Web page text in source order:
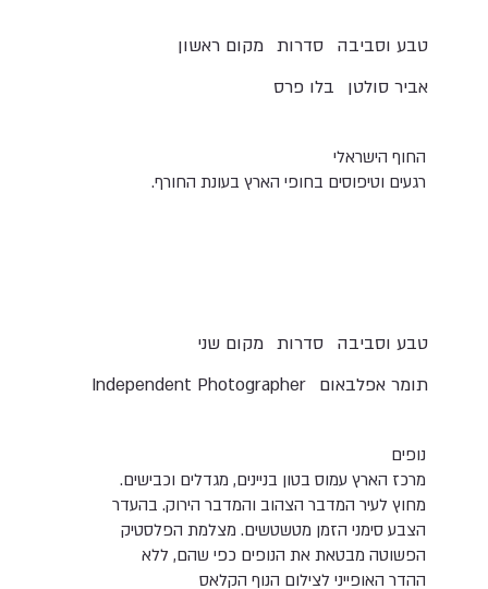
מקום ראשון סדרות טבע וסביבה
בלו פרס
אביר סולטן
החוף הישראלי
רגעים וטיפוסים בחופי הארץ בעונת החורף.
מקום שני סדרות טבע וסביבה
Independent Photographer תומר אפלבאום
נופים
מרכז הארץ עמוס בטון בניינים, מגדלים וכבישים.
מחוץ לעיר המדבר הצהוב והמדבר הירוק. בהעדר
הצבע סימני הזמן מטשטשים. מצלמת הפלסטיק
הפשוטה מבטאת את הנופים כפי שהם, ללא
ההדר האופייני לצילום הנוף הקלאס